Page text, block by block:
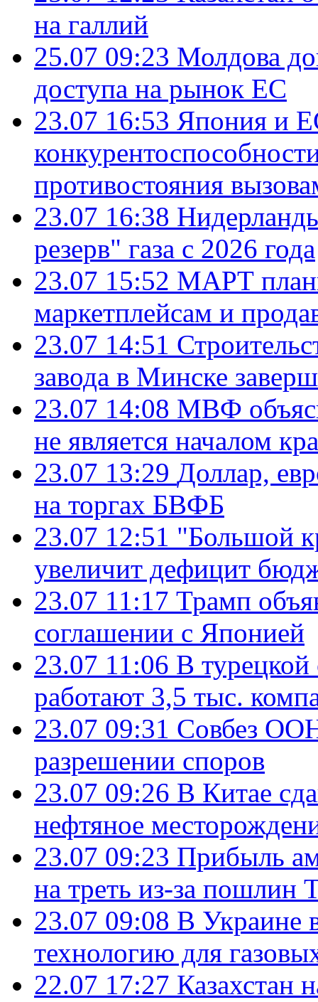
на галлий
25.07 09:23 Молдова
доступа на рынок ЕС
23.07 16:53 Япония и
противостояния
23.07 16:38
резерв" газа с 2026 года
23.07 15:52 МАРТ
маркетплейсам и
23.07 14:51
завода в Минске
23.07 14:08 МВФ
не является началом
23.07 13:29 Доллар,
на торгах БВФБ
23.07 12:51 "Большой
увеличит дефицит
23.07 11:17 Трамп
соглашении с Японией
23.07 11:06 В
работают 3,5 тыс.
23.07 09:31 Совбез
разрешении споров
23.07 09:26 В Китае
нефтяное
23.07 09:23 Прибыль
на треть из-за пошлин
23.07 09:08 В Украине
технологию для
22.07 17:27 Казахстан